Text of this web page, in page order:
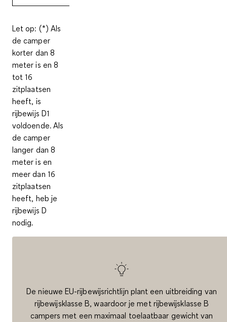
Let op: (*) Als
de camper
korter dan 8
meter is en 8
tot 16
zitplaatsen
heeft, is
rijbewijs D1
voldoende. Als
de camper
langer dan 8
meter is en
meer dan 16
zitplaatsen
heeft, heb je
rijbewijs D
nodig.
De nieuwe EU-rijbewijsrichtlijn plant een uitbreiding van
rijbewijsklasse B, waardoor je met rijbewijsklasse B
campers met een maximaal toelaatbaar gewicht van